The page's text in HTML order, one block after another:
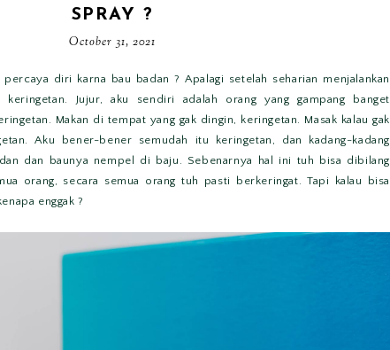
SPRAY ?
October 31, 2021
percaya diri karna bau badan ? Apalagi setelah seharian menjalankan
keringetan. Jujur, aku sendiri adalah orang yang gampang banget
Makan di tempat yang gak dingin, keringetan. Masak kalau gak
Aku bener-bener semudah itu keringetan, dan kadang-kadang
dan baunya nempel di baju. Sebenarnya hal ini tuh bisa dibilang
orang, secara semua orang tuh pasti berkeringat. Tapi kalau bisa
enggak ?